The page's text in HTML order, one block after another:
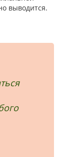
выводится.